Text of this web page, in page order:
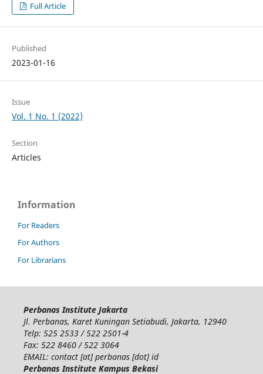
Full Article
Published
2023-01-16
Issue
Vol. 1 No. 1 (2022)
Section
Articles
Information
For Readers
For Authors
For Librarians
Perbanas Institute Jakarta
Jl. Perbanas, Karet Kuningan Setiabudi, Jakarta, 12940
Telp: 525 2533 / 522 2501-4
Fax: 522 8460 / 522 3064
EMAIL: contact [at] perbanas [dot] id
Perbanas Institute Kampus Bekasi